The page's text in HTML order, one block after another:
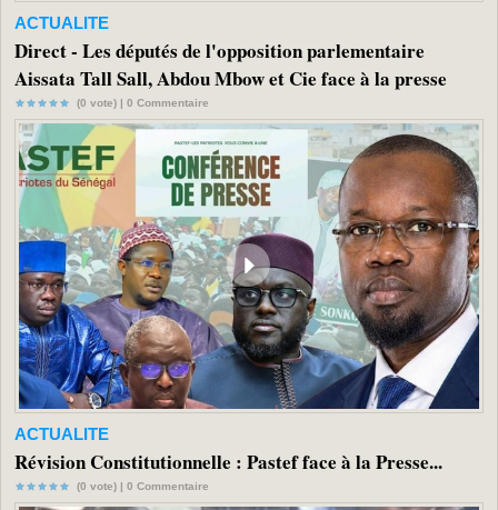
ACTUALITE
Direct - Les députés de l'opposition parlementaire
Aissata Tall Sall, Abdou Mbow et Cie face à la presse
(0 vote) | 0 Commentaire
ACTUALITE
Révision Constitutionnelle : Pastef face à la Presse...
(0 vote) | 0 Commentaire